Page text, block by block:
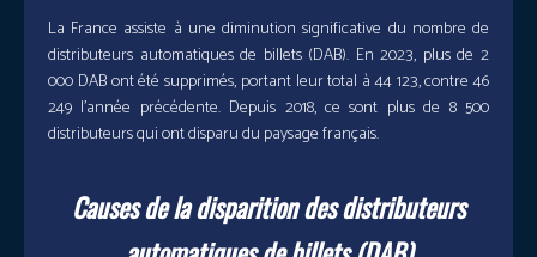
​La France assiste à une diminution significative du nombre de
distributeurs automatiques de billets (DAB). En 2023, plus de 2
000 DAB ont été supprimés, portant leur total à 44 123, contre 46
249 l’année précédente. Depuis 2018, ce sont plus de 8 500
distributeurs qui ont disparu du paysage français.
Causes de la disparition des distributeurs